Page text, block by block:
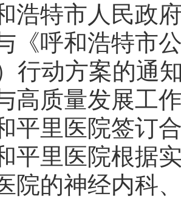
浩特市人民政
《呼和浩特市
行动方案的通
高质量发展工
平里医院签订
平里医院根据
院的神经内科